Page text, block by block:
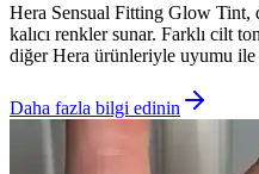
Hera Sensual Fitting Glow Tint,
kalıcı renkler sunar. Farklı cilt
diğer Hera ürünleriyle uyumu ile
Daha fazla bilgi edinin